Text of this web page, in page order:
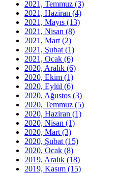
2021, Temmuz (3)
2021, Haziran (4)
2021, Mayıs (13)
2021, Nisan (8)
2021, Mart (2)
2021, Şubat (1)
2021, Ocak (6)
2020, Aralık (6)
2020, Ekim (1)
2020, Eylül (6)
2020, Ağustos (3)
2020, Temmuz (5)
2020, Haziran (1)
2020, Nisan (1)
2020, Mart (3)
2020, Şubat (15)
2020, Ocak (8)
2019, Aralık (18)
2019, Kasım (15)